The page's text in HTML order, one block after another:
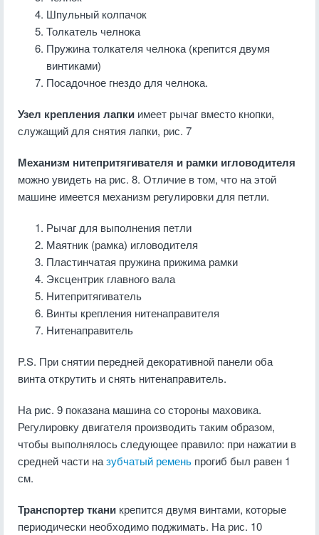
Шпульный колпачок
Толкатель челнока
Пружина толкателя челнока (крепится двумя
винтиками)
Посадочное гнездо для челнока.
Узел крепления лапки имеет рычаг вместо кнопки,
служащий для снятия лапки, рис. 7
Механизм нитепритягивателя и рамки игловодителя
можно увидеть на рис. 8. Отличие в том, что на этой
машине имеется механизм регулировки для петли.
Рычаг для выполнения петли
Маятник (рамка) игловодителя
Пластинчатая пружина прижима рамки
Эксцентрик главного вала
Нитепритягиватель
Винты крепления нитенаправителя
Нитенаправитель
P.S. При снятии передней декоративной панели оба
винта открутить и снять нитенаправитель.
На рис. 9 показана машина со стороны маховика.
Регулировку двигателя производить таким образом,
чтобы выполнялось следующее правило: при нажатии в
средней части назубчатый ремень прогиб был равен 1
см.
Транспортер ткани крепится двумя винтами, которые
периодически необходимо поджимать. На рис. 10